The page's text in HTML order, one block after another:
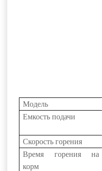
Модель
Емкость подачи
Скорость горения
Время горения на
корм